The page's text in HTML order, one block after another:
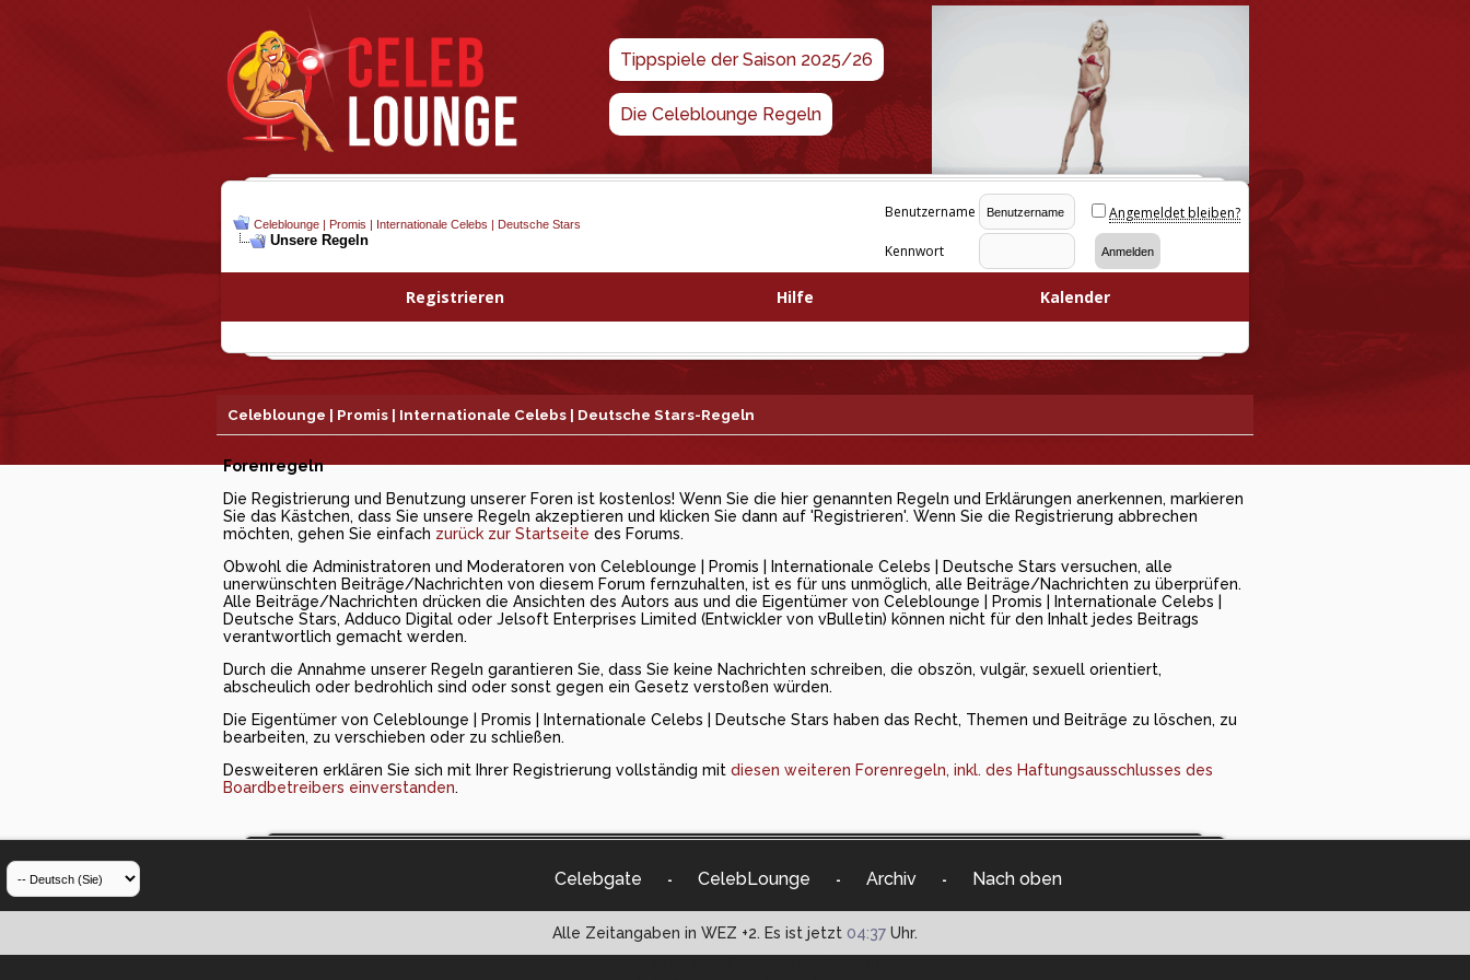
Tippspiele der Saison 2025/26
Die Celeblounge Regeln
Celeblounge | Promis | Internationale Celebs | Deutsche Stars
Unsere Regeln
Benutzername Angemeldet bleiben?
Kennwort
Registrieren Hilfe Kalender
Celeblounge | Promis | Internationale Celebs | Deutsche Stars-Regeln
Forenregeln
Die Registrierung und Benutzung unserer Foren ist kostenlos! Wenn Sie die hier genannten Regeln und Erklärungen anerkennen, markieren
Sie das Kästchen, dass Sie unsere Regeln akzeptieren und klicken Sie dann auf 'Registrieren'. Wenn Sie die Registrierung abbrechen
möchten, gehen Sie einfach zurück zur Startseite des Forums.
Obwohl die Administratoren und Moderatoren von Celeblounge | Promis | Internationale Celebs | Deutsche Stars versuchen, alle
unerwünschten Beiträge/Nachrichten von diesem Forum fernzuhalten, ist es für uns unmöglich, alle Beiträge/Nachrichten zu überprüfen.
Alle Beiträge/Nachrichten drücken die Ansichten des Autors aus und die Eigentümer von Celeblounge | Promis | Internationale Celebs |
Deutsche Stars, Adduco Digital oder Jelsoft Enterprises Limited (Entwickler von vBulletin) können nicht für den Inhalt jedes Beitrags
verantwortlich gemacht werden.
Durch die Annahme unserer Regeln garantieren Sie, dass Sie keine Nachrichten schreiben, die obszön, vulgär, sexuell orientiert,
abscheulich oder bedrohlich sind oder sonst gegen ein Gesetz verstoßen würden.
Die Eigentümer von Celeblounge | Promis | Internationale Celebs | Deutsche Stars haben das Recht, Themen und Beiträge zu löschen, zu
bearbeiten, zu verschieben oder zu schließen.
Desweiteren erklären Sie sich mit Ihrer Registrierung vollständig mit diesen weiteren Forenregeln, inkl. des Haftungsausschlusses des
Boardbetreibers einverstanden.
Celebgate - CelebLounge - Archiv - Nach oben
Alle Zeitangaben in WEZ +2. Es ist jetzt 04:37 Uhr.